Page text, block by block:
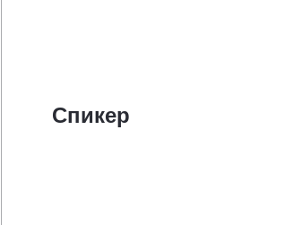
Спикер